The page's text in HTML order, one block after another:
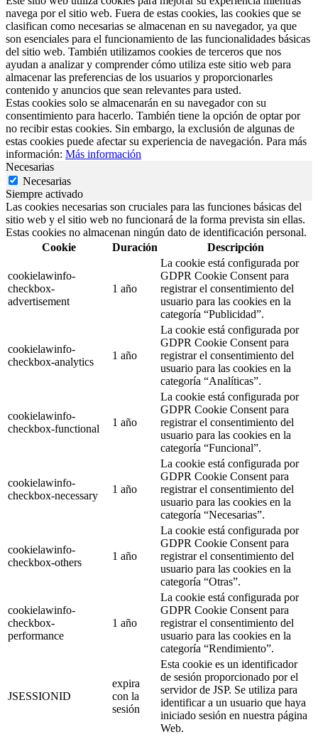
navega por el sitio web. Fuera de estas cookies, las cookies que se
clasifican como necesarias se almacenan en su navegador, ya que
son esenciales para el funcionamiento de las funcionalidades básicas
del sitio web. También utilizamos cookies de terceros que nos
ayudan a analizar y comprender cómo utiliza este sitio web para
almacenar las preferencias de los usuarios y proporcionarles
contenido y anuncios que sean relevantes para usted.
Estas cookies solo se almacenarán en su navegador con su
consentimiento para hacerlo. También tiene la opción de optar por
no recibir estas cookies. Sin embargo, la exclusión de algunas de
estas cookies puede afectar su experiencia de navegación. Para más
información: Más información
Necesarias
Necesarias
Siempre activado
Las cookies necesarias son cruciales para las funciones básicas del
sitio web y el sitio web no funcionará de la forma prevista sin ellas.
Estas cookies no almacenan ningún dato de identificación personal.
Cookie
Duración Descripción
cookielawinfo-
checkbox-
advertisement
1 año
La cookie está configurada por
GDPR Cookie Consent para
registrar el consentimiento del
usuario para las cookies en la
categoría “Publicidad”.
cookielawinfo-
checkbox-analytics
1 año
La cookie está configurada por
GDPR Cookie Consent para
registrar el consentimiento del
usuario para las cookies en la
categoría “Analíticas”.
cookielawinfo-
checkbox-functional
1 año
La cookie está configurada por
GDPR Cookie Consent para
registrar el consentimiento del
usuario para las cookies en la
categoría “Funcional”.
cookielawinfo-
checkbox-necessary
1 año
La cookie está configurada por
GDPR Cookie Consent para
registrar el consentimiento del
usuario para las cookies en la
categoría “Necesarias”.
cookielawinfo-
checkbox-others
1 año
La cookie está configurada por
GDPR Cookie Consent para
registrar el consentimiento del
usuario para las cookies en la
categoría “Otras”.
cookielawinfo-
checkbox-
performance
1 año
La cookie está configurada por
GDPR Cookie Consent para
registrar el consentimiento del
usuario para las cookies en la
categoría “Rendimiento”.
JSESSIONID
expira
con la
sesión
Esta cookie es un identificador
de sesión proporcionado por el
servidor de JSP. Se utiliza para
identificar a un usuario que haya
iniciado sesión en nuestra página
Web.